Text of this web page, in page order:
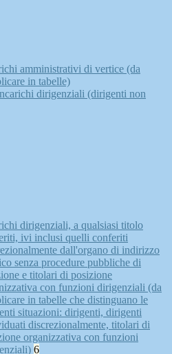
amministrativi di vertice (da
in tabelle)
dirigenziali (dirigenti non
dirigenziali, a qualsiasi titolo
ivi inclusi quelli conferiti
dall'organo di indirizzo
senza procedure pubbliche di
e titolari di posizione
con funzioni dirigenziali (da
in tabelle che distinguano le
situazioni: dirigenti, dirigenti
discrezionalmente, titolari di
organizzativa con funzioni
6